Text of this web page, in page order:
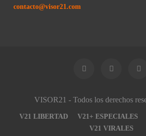
contacto@visor21.com
VISOR21 - Todos los derechos
V21 LIBERTAD V21+ ESPECIALES
V21 VIRALES